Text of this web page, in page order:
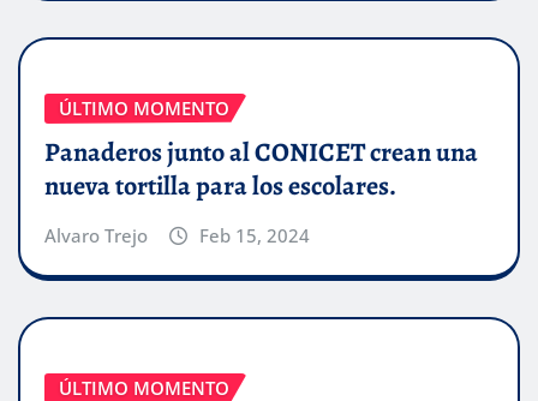
ÚLTIMO MOMENTO
Panaderos junto al CONICET crean una
nueva tortilla para los escolares.
Alvaro Trejo Feb 15, 2024
ÚLTIMO MOMENTO